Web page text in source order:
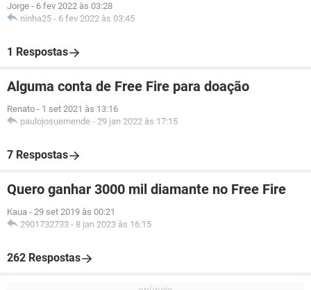
Jorge - 6 fev 2022 às 03:28
ninha25 - 6 fev 2022 às 03:45
1 Respostas
Alguma conta de Free Fire para doação
Renato - 1 set 2021 às 13:16
paulojosuemende - 29 jan 2022 às 17:15
7 Respostas
Quero ganhar 3000 mil diamante no Free Fire
Kaua - 29 set 2019 às 00:21
2901732733 - 8 jan 2023 às 16:15
262 Respostas